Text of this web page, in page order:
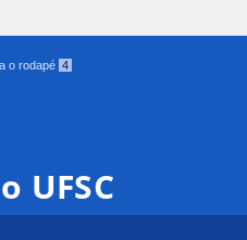
o rodapé 4
UFSC